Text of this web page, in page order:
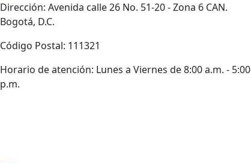
Dirección: Avenida calle 26 No. 51-20 - Zona 6 CAN.
Bogotá, D.C.
Código Postal: 111321
Horario de atención: Lunes a Viernes de 8:00 a.m. - 5:00
p.m.